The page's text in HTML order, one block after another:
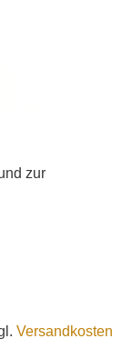
zur
Versandkosten